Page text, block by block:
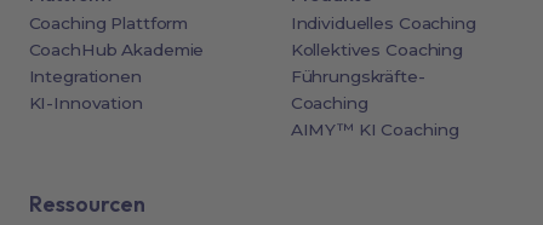
Coaching Plattform
CoachHub Akademie
Integrationen
KI-Innovation
Individuelles Coaching
Kollektives Coaching
Führungskräfte-
Coaching
AIMY™ KI Coaching
Ressourcen